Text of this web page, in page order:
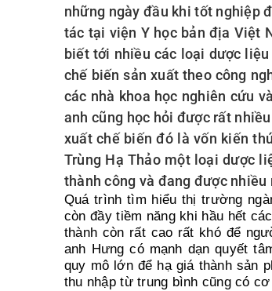
những ngày đầu khi tốt nghiệp
tác tại viện Y học bản địa Việt
biết tới nhiều các loại dược
chế biến sản xuất theo công
các nhà khoa học nghiên cứu
anh cũng học hỏi được rất
xuất chế biến đó là vốn kiến
Trùng Hạ Thảo một loại dược
thành công và đang được
Quá trình tìm hiểu thị trường
còn đầy tiềm năng khi hầu hết
thành còn rất cao rất khó để
anh Hưng có mạnh dạn quyết
quy mô lớn để hạ giá thành sản
thu nhập từ trung bình cũng có